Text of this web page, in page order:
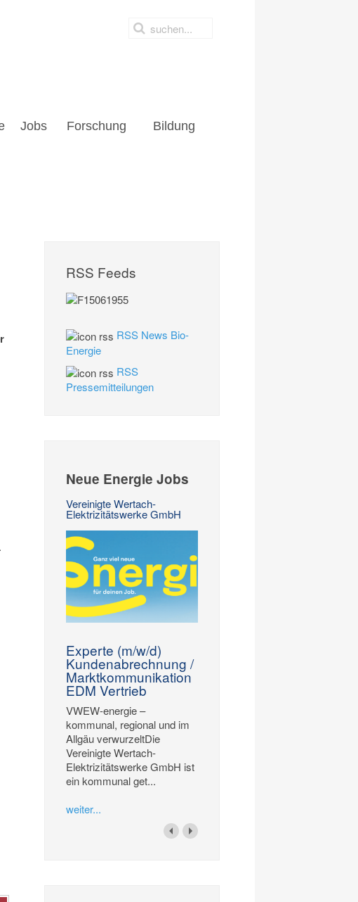
Jobs Forschung Bildung
RSS Feeds
RSS News Bio-
Energie
RSS
Pressemitteilungen
Neue Energie Jobs
Vereinigte Wertach-
Elektrizitätswerke GmbH
Experte (m/w/d)
Kundenabrechnung /
Marktkommunikation
EDM Vertrieb
VWEW-energie –
kommunal, regional und im
Allgäu verwurzeltDie
Vereinigte Wertach-
Elektrizitätswerke GmbH ist
ein kommunal get...
weiter...